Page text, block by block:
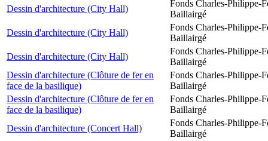
Dessin d'architecture (City Hall)
Fonds Charles-Philippe-
Baillairgé
Dessin d'architecture (City Hall)
Fonds Charles-Philippe-
Baillairgé
Dessin d'architecture (City Hall)
Fonds Charles-Philippe-
Baillairgé
Dessin d'architecture (Clôture de fer en
face de la basilique)
Fonds Charles-Philippe-
Baillairgé
Dessin d'architecture (Clôture de fer en
face de la basilique)
Fonds Charles-Philippe-
Baillairgé
Dessin d'architecture (Concert Hall)
Fonds Charles-Philippe-
Baillairgé